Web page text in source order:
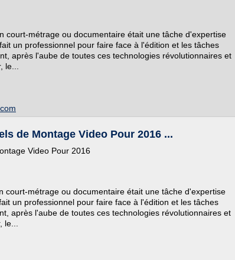
court-métrage ou documentaire était une tâche d'expertise
un professionnel pour faire face à l'édition et les tâches
après l'aube de toutes ces technologies révolutionnaires et
de Montage Video Pour 2016 ...
Video Pour 2016
court-métrage ou documentaire était une tâche d'expertise
un professionnel pour faire face à l'édition et les tâches
après l'aube de toutes ces technologies révolutionnaires et